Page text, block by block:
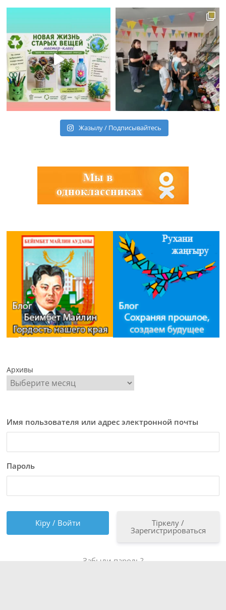
Жазылу / Подписывайтесь
Архивы
Имя пользователя или адрес электронной почты
Пароль
Тіркелу /
Зарегистрироваться
Забыли пароль?